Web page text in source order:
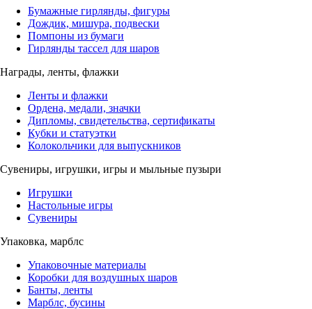
Бумажные гирлянды, фигуры
Дождик, мишура, подвески
Помпоны из бумаги
Гирлянды тассел для шаров
Награды, ленты, флажки
Ленты и флажки
Ордена, медали, значки
Дипломы, свидетельства, сертификаты
Кубки и статуэтки
Колокольчики для выпускников
Сувениры, игрушки, игры и мыльные пузыри
Игрушки
Настольные игры
Сувениры
Упаковка, марблс
Упаковочные материалы
Коробки для воздушных шаров
Банты, ленты
Марблс, бусины